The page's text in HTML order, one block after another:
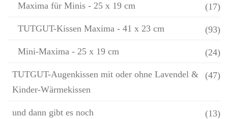
Maxima für Minis - 25 x 19 cm (17)
TUTGUT-Kissen Maxima - 41 x 23 cm (93)
Mini-Maxima - 25 x 19 cm (24)
TUTGUT-Augenkissen mit oder ohne Lavendel &
Kinder-Wärmekissen
(47)
und dann gibt es noch (13)